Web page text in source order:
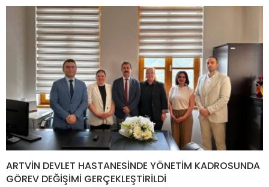
ARTVİN DEVLET HASTANESİNDE YÖNETİM KADROSUNDA
GÖREV DEĞİŞİMİ GERÇEKLEŞTİRİLDİ